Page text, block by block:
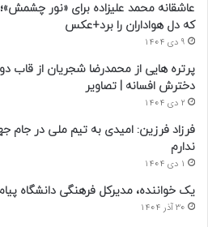
عاشقانه محمد علیزاده برای «نور
که دل هواداران را برد+عکس
9 دی 1404
پرتره هایی از محمدرضا شجریان از قاب
دخترش افسانه | تصاویر
2 دی 1404
فرزاد فرزین: امیدی به تیم ملی در جام
ندارم
1 دی 1404
یک خواننده، مدیرکل فرهنگی دانشگاه
30 آذر 1404